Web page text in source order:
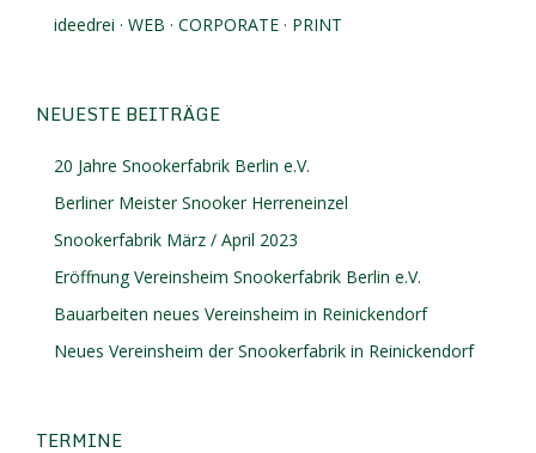
ideedrei · WEB · CORPORATE · PRINT
NEUESTE BEITRÄGE
20 Jahre Snookerfabrik Berlin e.V.
Berliner Meister Snooker Herreneinzel
Snookerfabrik März / April 2023
Eröffnung Vereinsheim Snookerfabrik Berlin e.V.
Bauarbeiten neues Vereinsheim in Reinickendorf
Neues Vereinsheim der Snookerfabrik in Reinickendorf
TERMINE